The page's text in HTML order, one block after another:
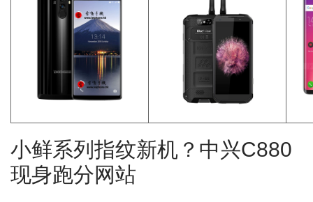
小鲜系列指纹新机？中兴C880
现身跑分网站